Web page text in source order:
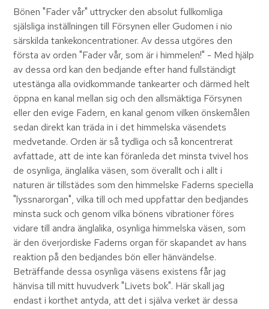
Bönen "Fader vår" uttrycker den absolut fullkomliga
själsliga inställningen till Försynen eller Gudomen i nio
särskilda tankekoncentrationer. Av dessa utgöres den
första av orden "Fader vår, som är i himmelen!" - Med hjälp
av dessa ord kan den bedjande efter hand fullständigt
utestänga alla ovidkommande tankearter och därmed helt
öppna en kanal mellan sig och den allsmäktiga Försynen
eller den evige Fadern, en kanal genom vilken önskemålen
sedan direkt kan träda in i det himmelska väsendets
medvetande. Orden är så tydliga och så koncentrerat
avfattade, att de inte kan föranleda det minsta tvivel hos
de osynliga, änglalika väsen, som överallt och i allt i
naturen är tillstädes som den himmelske Faderns speciella
"lyssnarorgan", vilka till och med uppfattar den bedjandes
minsta suck och genom vilka bönens vibrationer föres
vidare till andra änglalika, osynliga himmelska väsen, som
är den överjordiske Faderns organ för skapandet av hans
reaktion på den bedjandes bön eller hänvändelse.
Beträffande dessa osynliga väsens existens får jag
hänvisa till mitt huvudverk "Livets bok". Här skall jag
endast i korthet antyda, att det i själva verket är dessa